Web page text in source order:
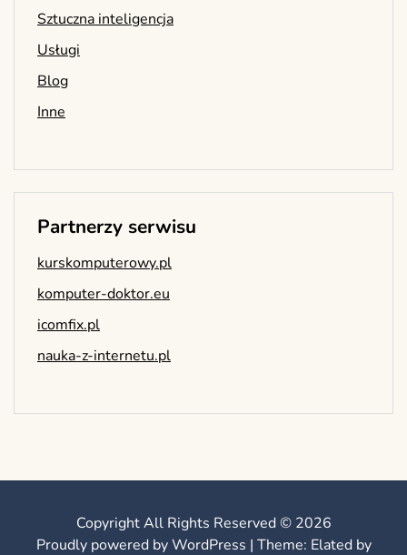
Sztuczna inteligencja
Usługi
Blog
Inne
Partnerzy serwisu
kurskomputerowy.pl
komputer-doktor.eu
icomfix.pl
nauka-z-internetu.pl
Copyright All Rights Reserved © 2026
Proudly powered by WordPress | Theme: Elated by